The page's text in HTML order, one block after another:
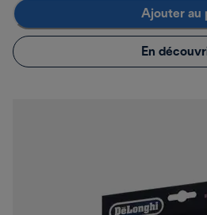
Ajouter au
En